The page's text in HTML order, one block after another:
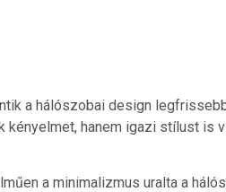
a hálószobai design
kényelmet, hanem igazi stílust is
a minimalizmus uralta a